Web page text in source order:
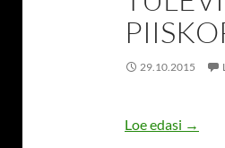
29.10.2015
Loe edasi →